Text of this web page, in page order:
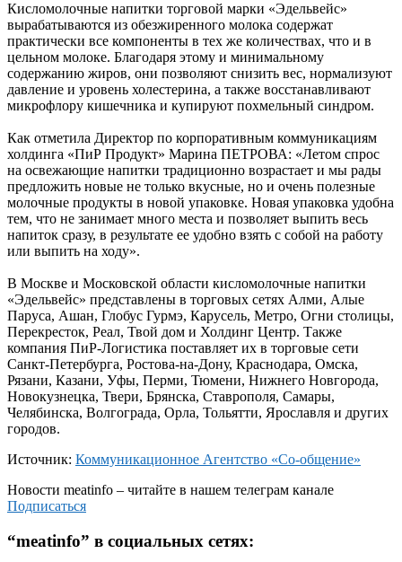
Кисломолочные напитки торговой марки «Эдельвейс»
вырабатываются из обезжиренного молока содержат
практически все компоненты в тех же количествах, что и в
цельном молоке. Благодаря этому и минимальному
содержанию жиров, они позволяют снизить вес, нормализуют
давление и уровень холестерина, а также восстанавливают
микрофлору кишечника и купируют похмельный синдром.
Как отметила Директор по корпоративным коммуникациям
холдинга «ПиР Продукт» Марина ПЕТРОВА: «Летом спрос
на освежающие напитки традиционно возрастает и мы рады
предложить новые не только вкусные, но и очень полезные
молочные продукты в новой упаковке. Новая упаковка удобна
тем, что не занимает много места и позволяет выпить весь
напиток сразу, в результате ее удобно взять с собой на работу
или выпить на ходу».
В Москве и Московской области кисломолочные напитки
«Эдельвейс» представлены в торговых сетях Алми, Алые
Паруса, Ашан, Глобус Гурмэ, Карусель, Метро, Огни столицы,
Перекресток, Реал, Твой дом и Холдинг Центр. Также
компания ПиР-Логистика поставляет их в торговые сети
Санкт-Петербурга, Ростова-на-Дону, Краснодара, Омска,
Рязани, Казани, Уфы, Перми, Тюмени, Нижнего Новгорода,
Новокузнецка, Твери, Брянска, Ставрополя, Самары,
Челябинска, Волгограда, Орла, Тольятти, Ярославля и других
городов.
Источник: Коммуникационное Агентство «Со-общение»
Новости meatinfo – читайте в нашем телеграм канале
Подписаться
“meatinfo” в социальных сетях: